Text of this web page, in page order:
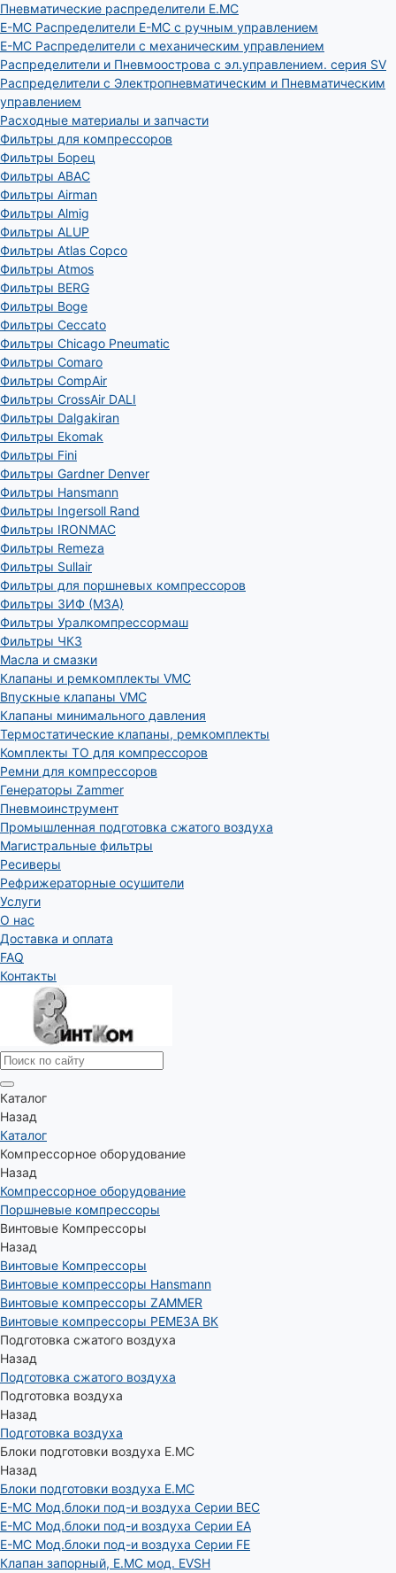
Пневматические распределители E.MC
E-MC Распределители E-MC с ручным управлением
E-MC Распределители с механическим управлением
Распределители и Пневмоострова с эл.управлением. серия SV
Распределители с Электропневматическим и Пневматическим
управлением
Расходные материалы и запчасти
Фильтры для компрессоров
Фильтры Борец
Фильтры ABAC
Фильтры Airman
Фильтры Almig
Фильтры ALUP
Фильтры Atlas Copco
Фильтры Atmos
Фильтры BERG
Фильтры Boge
Фильтры Ceccato
Фильтры Chicago Pneumatic
Фильтры Comaro
Фильтры CompAir
Фильтры CrossAir DALI
Фильтры Dalgakiran
Фильтры Ekomak
Фильтры Fini
Фильтры Gardner Denver
Фильтры Hansmann
Фильтры Ingersoll Rand
Фильтры IRONMAC
Фильтры Remeza
Фильтры Sullair
Фильтры для поршневых компрессоров
Фильтры ЗИФ (МЗА)
Фильтры Уралкомпрессормаш
Фильтры ЧКЗ
Масла и смазки
Клапаны и ремкомплекты VMC
Впускные клапаны VMC
Клапаны минимального давления
Термостатические клапаны, ремкомплекты
Комплекты ТО для компрессоров
Ремни для компрессоров
Генераторы Zammer
Пневмоинструмент
Промышленная подготовка сжатого воздуха
Магистральные фильтры
Ресиверы
Рефрижераторные осушители
Услуги
О нас
Доставка и оплата
FAQ
Контакты
Каталог
Назад
Каталог
Компрессорное оборудование
Назад
Компрессорное оборудование
Поршневые компрессоры
Винтовые Компрессоры
Назад
Винтовые Компрессоры
Винтовые компрессоры Hansmann
Винтовые компрессоры ZAMMER
Винтовые компрессоры РЕМЕЗА ВК
Подготовка сжатого воздуха
Назад
Подготовка сжатого воздуха
Подготовка воздуха
Назад
Подготовка воздуха
Блоки подготовки воздуха E.MC
Назад
Блоки подготовки воздуха E.MC
E-MC Мод.блоки под-и воздуха Серии BEC
E-MC Мод.блоки под-и воздуха Серии EA
E-MC Мод.блоки под-и воздуха Серии FE
Клапан запорный, E.MC мод. EVSH